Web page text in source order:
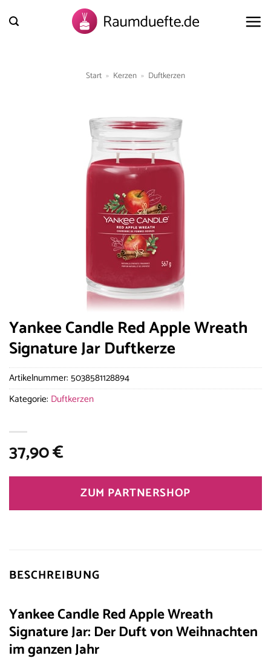
Inhalt
Start » Kerzen » Duftkerzen
Yankee Candle Red Apple Wreath
Signature Jar Duftkerze
37,90€
ZUM PARTNERSHOP
Artikelnummer: 5038581128894
Kategorie: Duftkerzen
BESCHREIBUNG
Yankee Candle Red Apple Wreath
Signature Jar: Der Duft von Weihnachten
im ganzen Jahr